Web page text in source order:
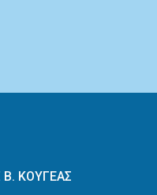
Β. ΚΟΥΓΕΑΣ